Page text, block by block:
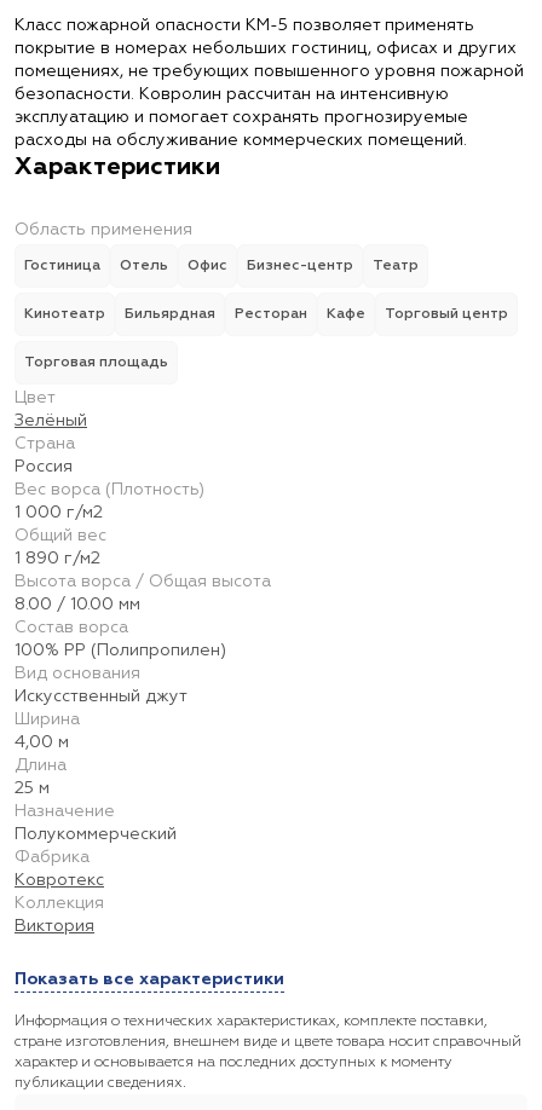
Класс пожарной опасности КМ-5 позволяет применять
покрытие в номерах небольших гостиниц, офисах и других
помещениях, не требующих повышенного уровня пожарной
безопасности. Ковролин рассчитан на интенсивную
эксплуатацию и помогает сохранять прогнозируемые
расходы на обслуживание коммерческих помещений.
Характеристики
Область применения
Гостиница Отель Офис Бизнес-центр Театр
Кинотеатр Бильярдная Ресторан Кафе Торговый центр
Торговая площадь
Цвет
Зелёный
Страна
Россия
Вес ворса (Плотность)
1 000 г/м2
Общий вес
1 890 г/м2
Высота ворса / Общая высота
8.00 / 10.00 мм
Состав ворса
100% PP (Полипропилен)
Вид основания
Искусственный джут
Ширина
4,00 м
Длина
25 м
Назначение
Полукоммерческий
Фабрика
Ковротекс
Коллекция
Виктория
Показать все характеристики
Информация о технических характеристиках, комплекте поставки,
стране изготовления, внешнем виде и цвете товара носит справочный
характер и основывается на последних доступных к моменту
публикации сведениях.